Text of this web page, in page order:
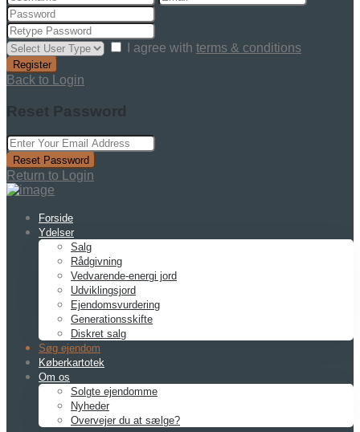
I agree with terms & conditions
Register
Back to Login
Reset Password
Reset Password
Return to Login
Forside
Ydelser
Salg
Rådgivning
Vedvarende-energi jord
Udviklingsjord
Ejendomsvurdering
Generationsskifte
Diskret salg
Søg ejendom
Køberkartotek
Om os
Solgte ejendomme
Nyheder
Overvejer du at sælge?